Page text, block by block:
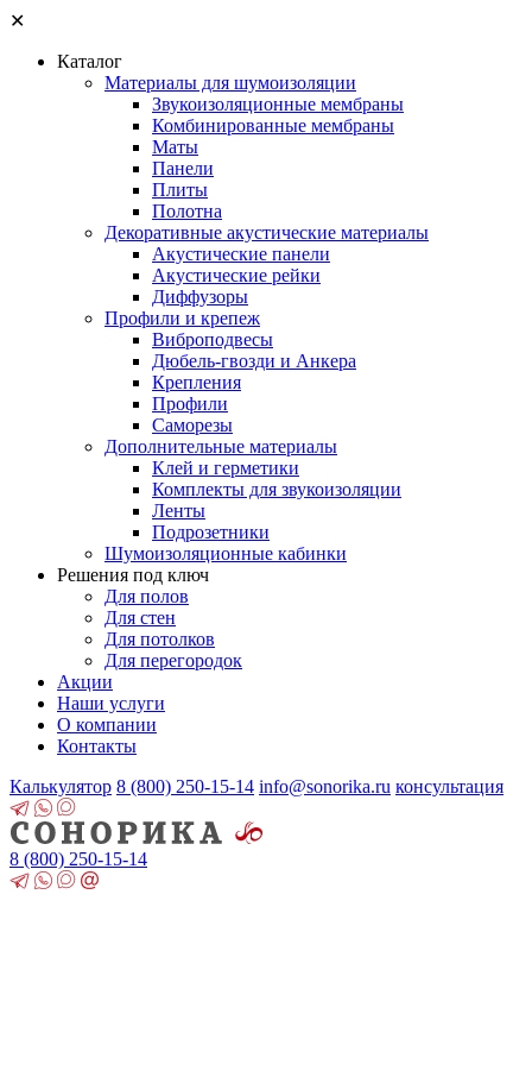
✕
Каталог
Материалы для шумоизоляции
Звукоизоляционные мембраны
Комбинированные мембраны
Маты
Панели
Плиты
Полотна
Декоративные акустические материалы
Акустические панели
Акустические рейки
Диффузоры
Профили и крепеж
Виброподвесы
Дюбель-гвозди и Анкера
Крепления
Профили
Саморезы
Дополнительные материалы
Клей и герметики
Комплекты для звукоизоляции
Ленты
Подрозетники
Шумоизоляционные кабинки
Решения под ключ
Для полов
Для стен
Для потолков
Для перегородок
Акции
Наши услуги
О компании
Контакты
Калькулятор 8 (800) 250-15-14 info@sonorika.ru консультация
8 (800) 250-15-14